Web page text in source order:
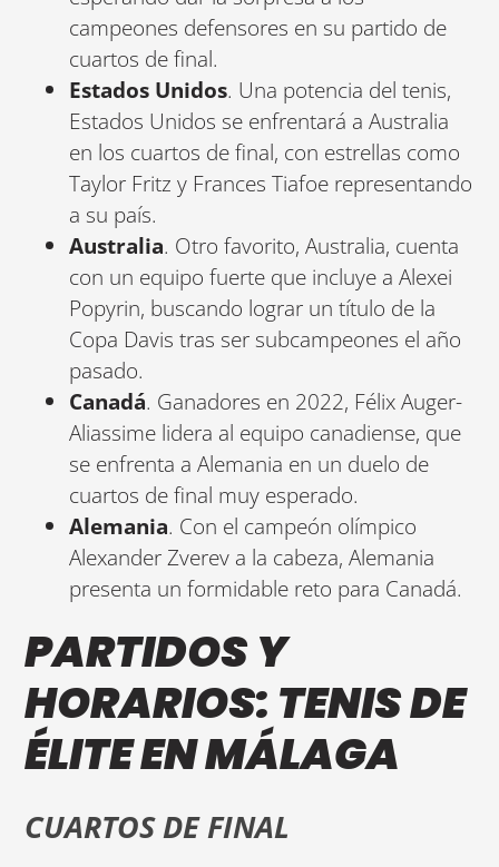
campeones defensores en su partido de
cuartos de final.
Estados Unidos. Una potencia del tenis,
Estados Unidos se enfrentará a Australia
en los cuartos de final, con estrellas como
Taylor Fritz y Frances Tiafoe representando
a su país.
Australia. Otro favorito, Australia, cuenta
con un equipo fuerte que incluye a Alexei
Popyrin, buscando lograr un título de la
Copa Davis tras ser subcampeones el año
pasado.
Canadá. Ganadores en 2022, Félix Auger-
Aliassime lidera al equipo canadiense, que
se enfrenta a Alemania en un duelo de
cuartos de final muy esperado.
Alemania. Con el campeón olímpico
Alexander Zverev a la cabeza, Alemania
presenta un formidable reto para Canadá.
PARTIDOS Y
HORARIOS: TENIS DE
ÉLITE EN MÁLAGA
CUARTOS DE FINAL